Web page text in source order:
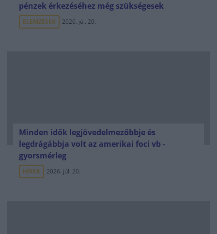
pénzek érkezéséhez még szükségesek
ELEMZÉSEK 2026. júl. 20.
Minden idők legjövedelmezőbbje és
legdrágábbja volt az amerikai foci vb -
gyorsmérleg
HÍREK 2026. júl. 20.